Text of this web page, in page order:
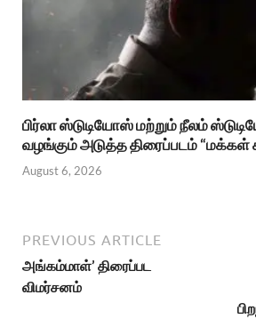
பிர்லா ஸ்டுடியோஸ் மற்றும் நீலம்
வழங்கும் அடுத்த திரைப்படம்
August 6, 2026
PREVIOUS ARTICLE
அங்கம்மாள்’ திரைப்பட
விமர்சனம்